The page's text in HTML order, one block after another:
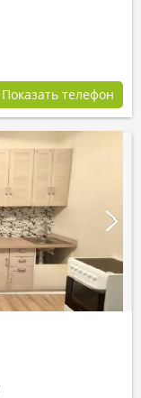
Показать телефон